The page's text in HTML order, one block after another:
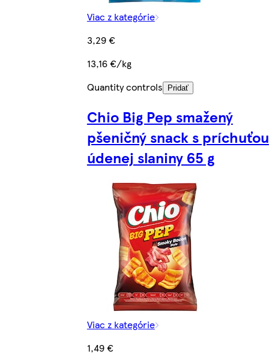
Viac z kategórie
3,29 €
13,16 €/kg
Quantity controls
Pridať
Chio Big Pep smažený
pšeničný snack s príchuťou
údenej slaniny 65 g
Viac z kategórie
1,49 €